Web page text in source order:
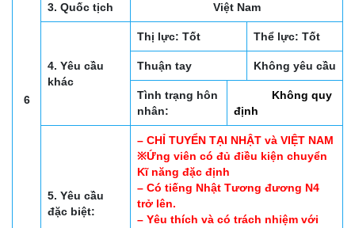
6
3. Quốc tịch Việt Nam
4. Yêu cầu
khác
Thị lực: Tốt Thể lực: Tốt
Thuận tay Không yêu cầu
Tình trạng hôn
nhân:
Không quy
định
5. Yêu cầu
đặc biệt:
– CHỈ TUYỂN TẠI NHẬT và VIỆT NAM
※Ứng viên có đủ điều kiện chuyển
Kĩ năng đặc định
– Có tiếng Nhật Tương đương N4
trở lên.
– Yêu thích và có trách nhiệm với